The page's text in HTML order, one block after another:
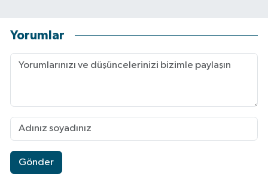
Yorumlar
Gönder